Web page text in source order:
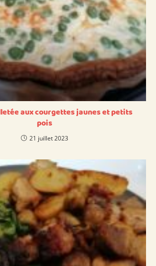
aux courgettes jaunes et petits
pois
21 juillet 2023